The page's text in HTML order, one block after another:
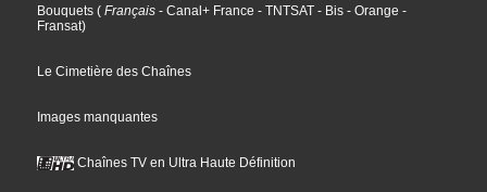
Bouquets ( Français - Canal+ France - TNTSAT - Bis - Orange -
Fransat)
Le Cimetière des Chaînes
Images manquantes
Chaînes TV en Ultra Haute Définition